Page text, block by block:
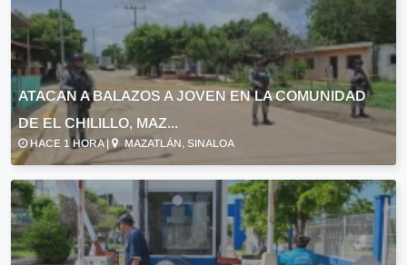
ATACAN A BALAZOS A JOVEN EN LA COMUNIDAD
DE EL CHILILLO, MAZ...
HACE 1 HORA | MAZATLÁN, SINALOA